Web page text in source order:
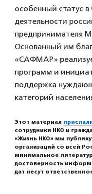
особенный статус
деятельности
предпринимателя
Основанный им
«САФМАР»
программ и
поддержка
категорий
Этот материал
сотрудники НКО и
«Жизнь НКО» мы
организаций со всей
минимальное
достоверность
дат несут